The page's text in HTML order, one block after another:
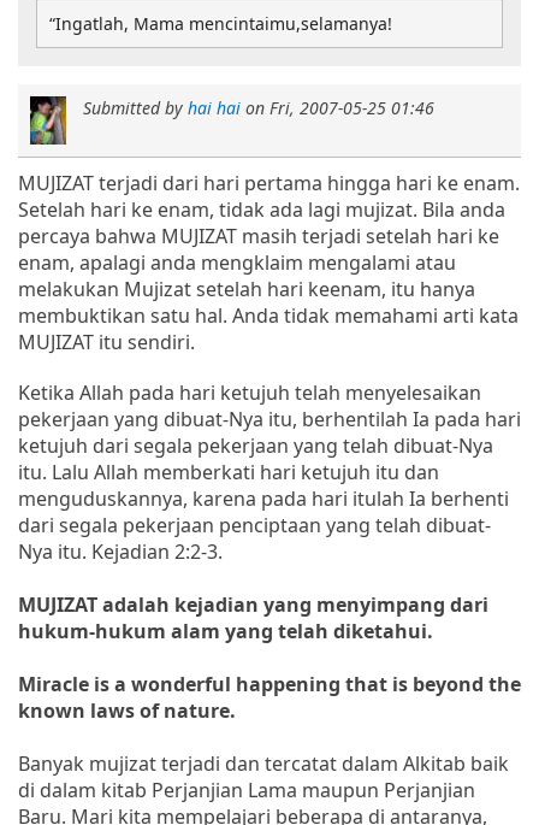
Submitted by hai hai on Fri, 2007-05-25 01:46
MUJIZAT terjadi dari hari pertama hingga hari ke enam.
Setelah hari ke enam, tidak ada lagi mujizat. Bila anda
percaya bahwa MUJIZAT masih terjadi setelah hari ke
enam, apalagi anda mengklaim mengalami atau
melakukan Mujizat setelah hari keenam, itu hanya
membuktikan satu hal. Anda tidak memahami arti kata
MUJIZAT itu sendiri.
Ketika Allah pada hari ketujuh telah menyelesaikan
pekerjaan yang dibuat-Nya itu, berhentilah Ia pada hari
ketujuh dari segala pekerjaan yang telah dibuat-Nya
itu. Lalu Allah memberkati hari ketujuh itu dan
menguduskannya, karena pada hari itulah Ia berhenti
dari segala pekerjaan penciptaan yang telah dibuat-
Nya itu. Kejadian 2:2-3.
MUJIZAT adalah kejadian yang menyimpang dari
hukum-hukum alam yang telah diketahui.
Miracle is a wonderful happening that is beyond the
known laws of nature.
Banyak mujizat terjadi dan tercatat dalam Alkitab baik
di dalam kitab Perjanjian Lama maupun Perjanjian
Baru. Mari kita mempelajari beberapa di antaranya,
“Ingatlah, Mama mencintaimu,selamanya!